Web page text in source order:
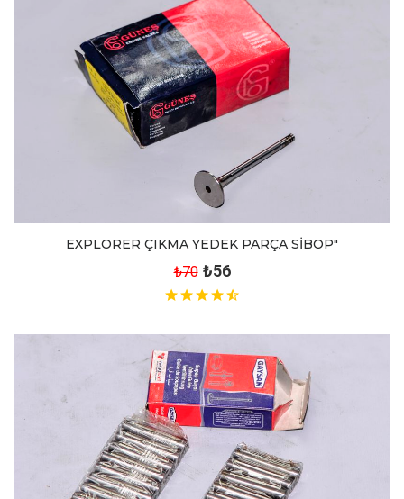
EXPLORER ÇIKMA YEDEK PARÇA SİBOP"
₺70 ₺56